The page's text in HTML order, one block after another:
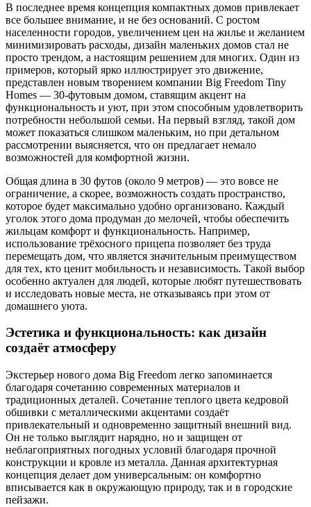
В последнее время концепция компактных домов привлекает
все большее внимание, и не без оснований. С ростом
населенности городов, увеличением цен на жилье и желанием
минимизировать расходы, дизайн маленьких домов стал не
просто трендом, а настоящим решением для многих. Один из
примеров, который ярко иллюстрирует это движение,
представлен новым творением компании Big Freedom Tiny
Homes — 30-футовым домом, ставящим акцент на
функциональность и уют, при этом способным удовлетворить
потребности небольшой семьи. На первый взгляд, такой дом
может показаться слишком маленьким, но при детальном
рассмотрении выясняется, что он предлагает немало
возможностей для комфортной жизни.
Общая длина в 30 футов (около 9 метров) — это вовсе не
ограничение, а скорее, возможность создать пространство,
которое будет максимально удобно организовано. Каждый
уголок этого дома продуман до мелочей, чтобы обеспечить
жильцам комфорт и функциональность. Например,
использование трёхосного прицепа позволяет без труда
перемещать дом, что является значительным преимуществом
для тех, кто ценит мобильность и независимость. Такой выбор
особенно актуален для людей, которые любят путешествовать
и исследовать новые места, не отказываясь при этом от
домашнего уюта.
Эстетика и функциональность: как дизайн
создаёт атмосферу
Экстерьер нового дома Big Freedom легко запоминается
благодаря сочетанию современных материалов и
традиционных деталей. Сочетание теплого цвета кедровой
обшивки с металлическими акцентами создаёт
привлекательный и одновременно защитный внешний вид.
Он не только выглядит нарядно, но и защищен от
неблагоприятных погодных условий благодаря прочной
конструкции и кровле из металла. Данная архитектурная
концепция делает дом универсальным: он комфортно
вписывается как в окружающую природу, так и в городские
пейзажи.